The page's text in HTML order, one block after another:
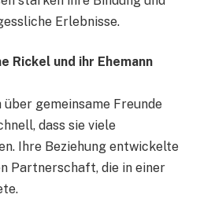
Erlebnisse.
Rickel und ihr Ehemann
gemeinsame Freunde
dass sie viele
Ihre Beziehung entwickelte
Partnerschaft, die in einer